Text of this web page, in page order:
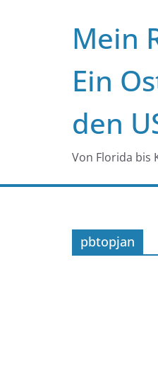
Mein
Ein
den
Von Florida bis
pbtopjan